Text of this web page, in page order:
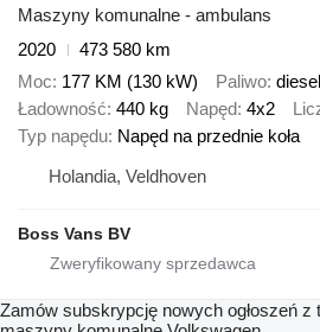
Maszyny komunalne - ambulans
2020
473 580 km
Moc 177 KM (130 kW) Paliwo diesel
Ładowność 440 kg Napęd 4x2
Typ napędu Napęd na przednie koła
Holandia, Veldhoven
Boss Vans BV
Zamów subskrypcję nowych ogłoszeń z